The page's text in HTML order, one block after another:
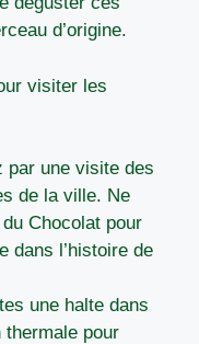
d’origine.
visiter les
par une visite des
de la ville. Ne
Chocolat pour
dans l’histoire de
une halte dans
pour